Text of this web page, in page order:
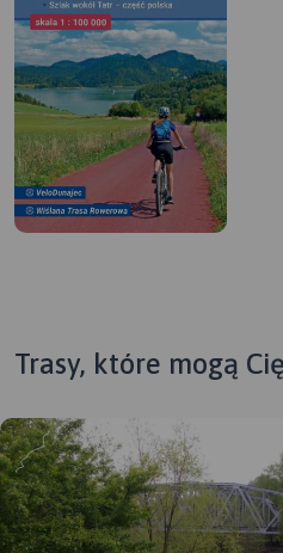
Trasy, które mogą